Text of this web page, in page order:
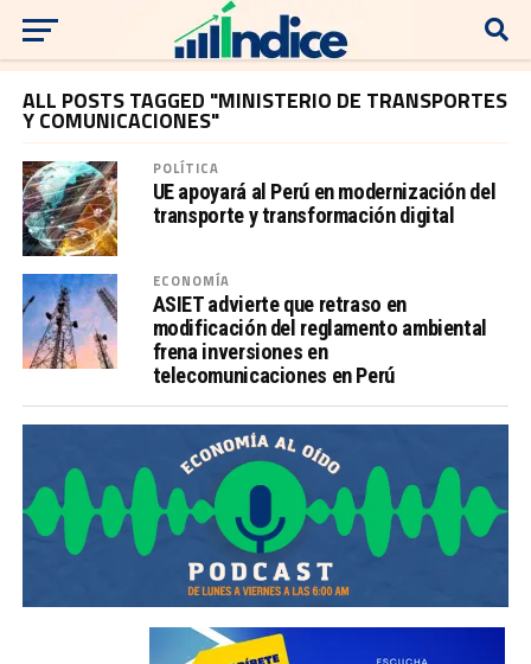
ALL POSTS TAGGED "MINISTERIO DE TRANSPORTES
Y COMUNICACIONES"
POLÍTICA
UE apoyará al Perú en modernización del
transporte y transformación digital
ECONOMÍA
ASIET advierte que retraso en
modificación del reglamento ambiental
frena inversiones en
telecomunicaciones en Perú